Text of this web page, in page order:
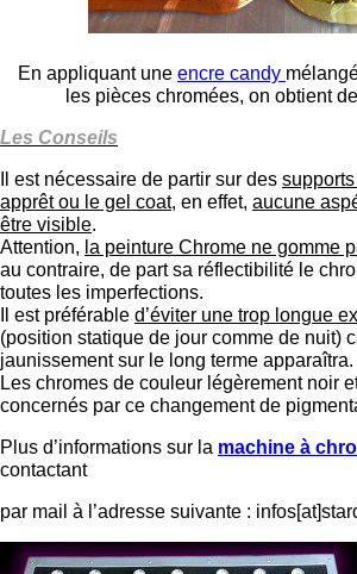
En appliquant une encre candy
les pièces chromées, on obtient
Les Conseils
Il est nécessaire de partir sur des
apprêt ou le gel coat, en effet, aucune
être visible.
Attention, la peinture Chrome ne gomme
au contraire, de part sa réflectibilité le
toutes les imperfections.
Il est préférable d’éviter une trop longue
(position statique de jour comme de nuit)
jaunissement sur le long terme apparaîtra.
Les chromes de couleur légèrement noir
concernés par ce changement de
Plus d’informations sur la machine à
contactant
par mail à l’adresse suivante :